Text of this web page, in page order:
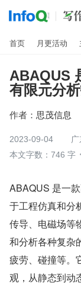
首页 月更活动
ABAQUS
有限元分
作者： 思茂信息
2023-09-04
本文字数：746 字
ABAQUS 是一
于工程仿真和分
传导、电磁场等
和分析各种复杂
疲劳、碰撞等。
观，从静态到动